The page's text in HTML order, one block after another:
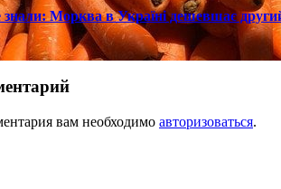
Морква в Україні дешевшає
вам необходимо авторизоваться.